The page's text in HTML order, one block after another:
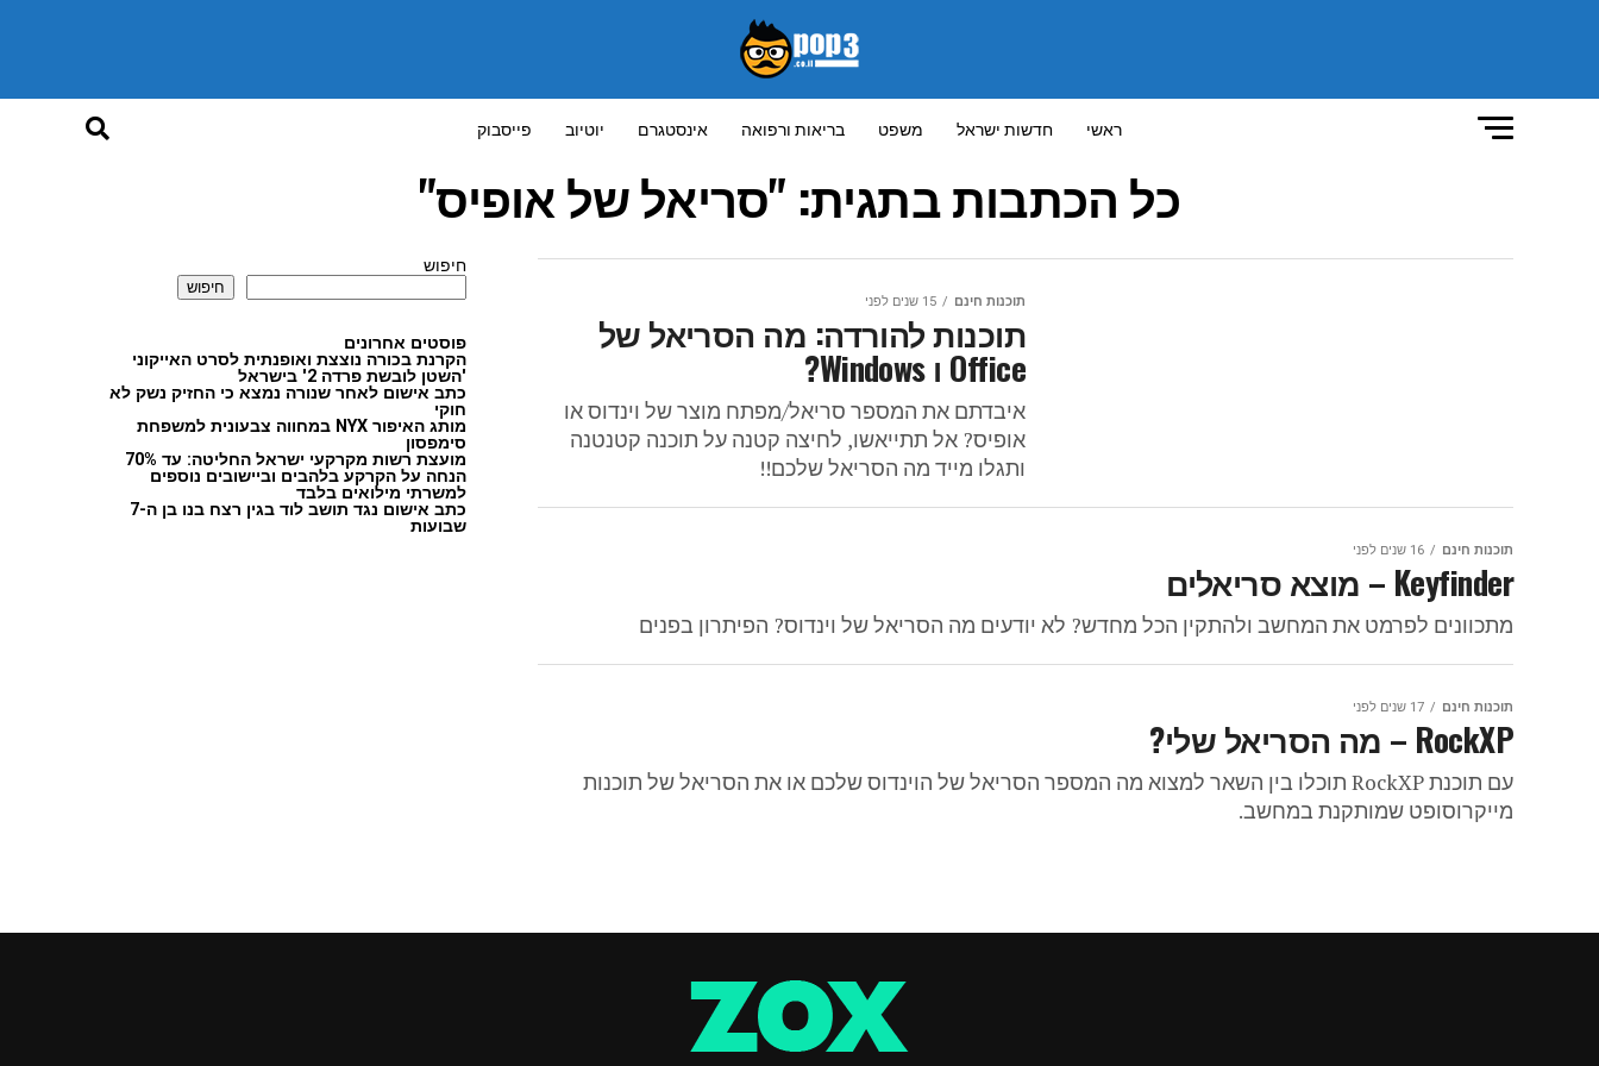
ראשי חדשות ישראל משפט בריאות ורפואה אינסטגרם יוטיוב פייסבוק
כל הכתבות בתגית: "סריאל של אופיס"
תוכנות חינם 15 שנים לפני
תוכנות להורדה: מה הסריאל של
Office ו Windows?
איבדתם את המספר סריאל/מפתח מוצר של וינדוס או
אופיס? אל תתייאשו, לחיצה קטנה על תוכנה קטנטנה
ותגלו מייד מה הסריאל שלכם!!
תוכנות חינם 16 שנים לפני
Keyfinder – מוצא סריאלים
מתכוונים לפרמט את המחשב ולהתקין הכל מחדש? לא יודעים מה הסריאל של וינדוס? הפיתרון בפנים
תוכנות חינם 17 שנים לפני
RockXP – מה הסריאל שלי?
עם תוכנת RockXP תוכלו בין השאר למצוא מה המספר הסריאל של הוינדוס שלכם או את הסריאל של תוכנות
מייקרוסופט שמותקנת במחשב.
חיפוש
חיפוש
פוסטים אחרונים
הקרנת בכורה נוצצת ואופנתית לסרט האייקוני
'השטן לובשת פרדה 2' בישראל
כתב אישום לאחר שנורה נמצא כי החזיק נשק לא
חוקי
מותג האיפור NYX במחווה צבעונית למשפחת
סימפסון
מועצת רשות מקרקעי ישראל החליטה: עד 70%
הנחה על הקרקע בלהבים וביישובים נוספים
למשרתי מילואים בלבד
כתב אישום נגד תושב לוד בגין רצח בנו בן ה-7
שבועות